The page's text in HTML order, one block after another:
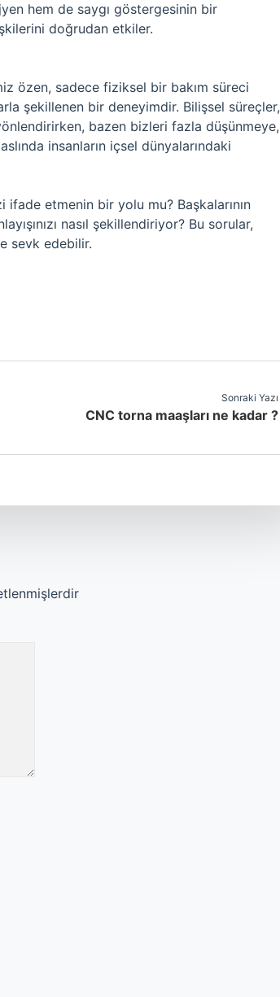
hem de saygı göstergesinin bir
doğrudan etkiler.
özen, sadece fiziksel bir bakım süreci
şekillenen bir deneyimdir. Bilişsel süreçler,
bazen bizleri fazla düşünmeye,
insanların içsel dünyalarındaki
etmenin bir yolu mu? Başkalarının
nasıl şekillendiriyor? Bu sorular,
sevk edebilir.
Sonraki Yazı
CNC torna maaşları ne kadar ?